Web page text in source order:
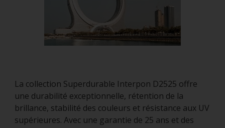
La collection Superdurable Interpon D2525 offre
une durabilité exceptionnelle, rétention de la
brillance, stabilité des couleurs et résistance aux UV
supérieures. Avec une garantie de 25 ans et des